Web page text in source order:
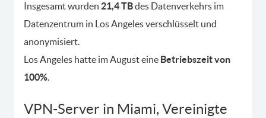
Insgesamt wurden 21,4 TBdes Datenverkehrs im
Datenzentrum in Los Angeles verschlüsselt und
anonymisiert.
Los Angeles hatte im August eine Betriebszeit von
100%.
VPN-Server in Miami, Vereinigte